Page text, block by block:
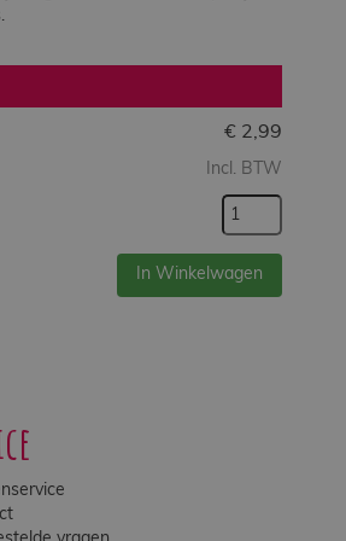
€ 2,99
Incl. BTW
In Winkelwagen